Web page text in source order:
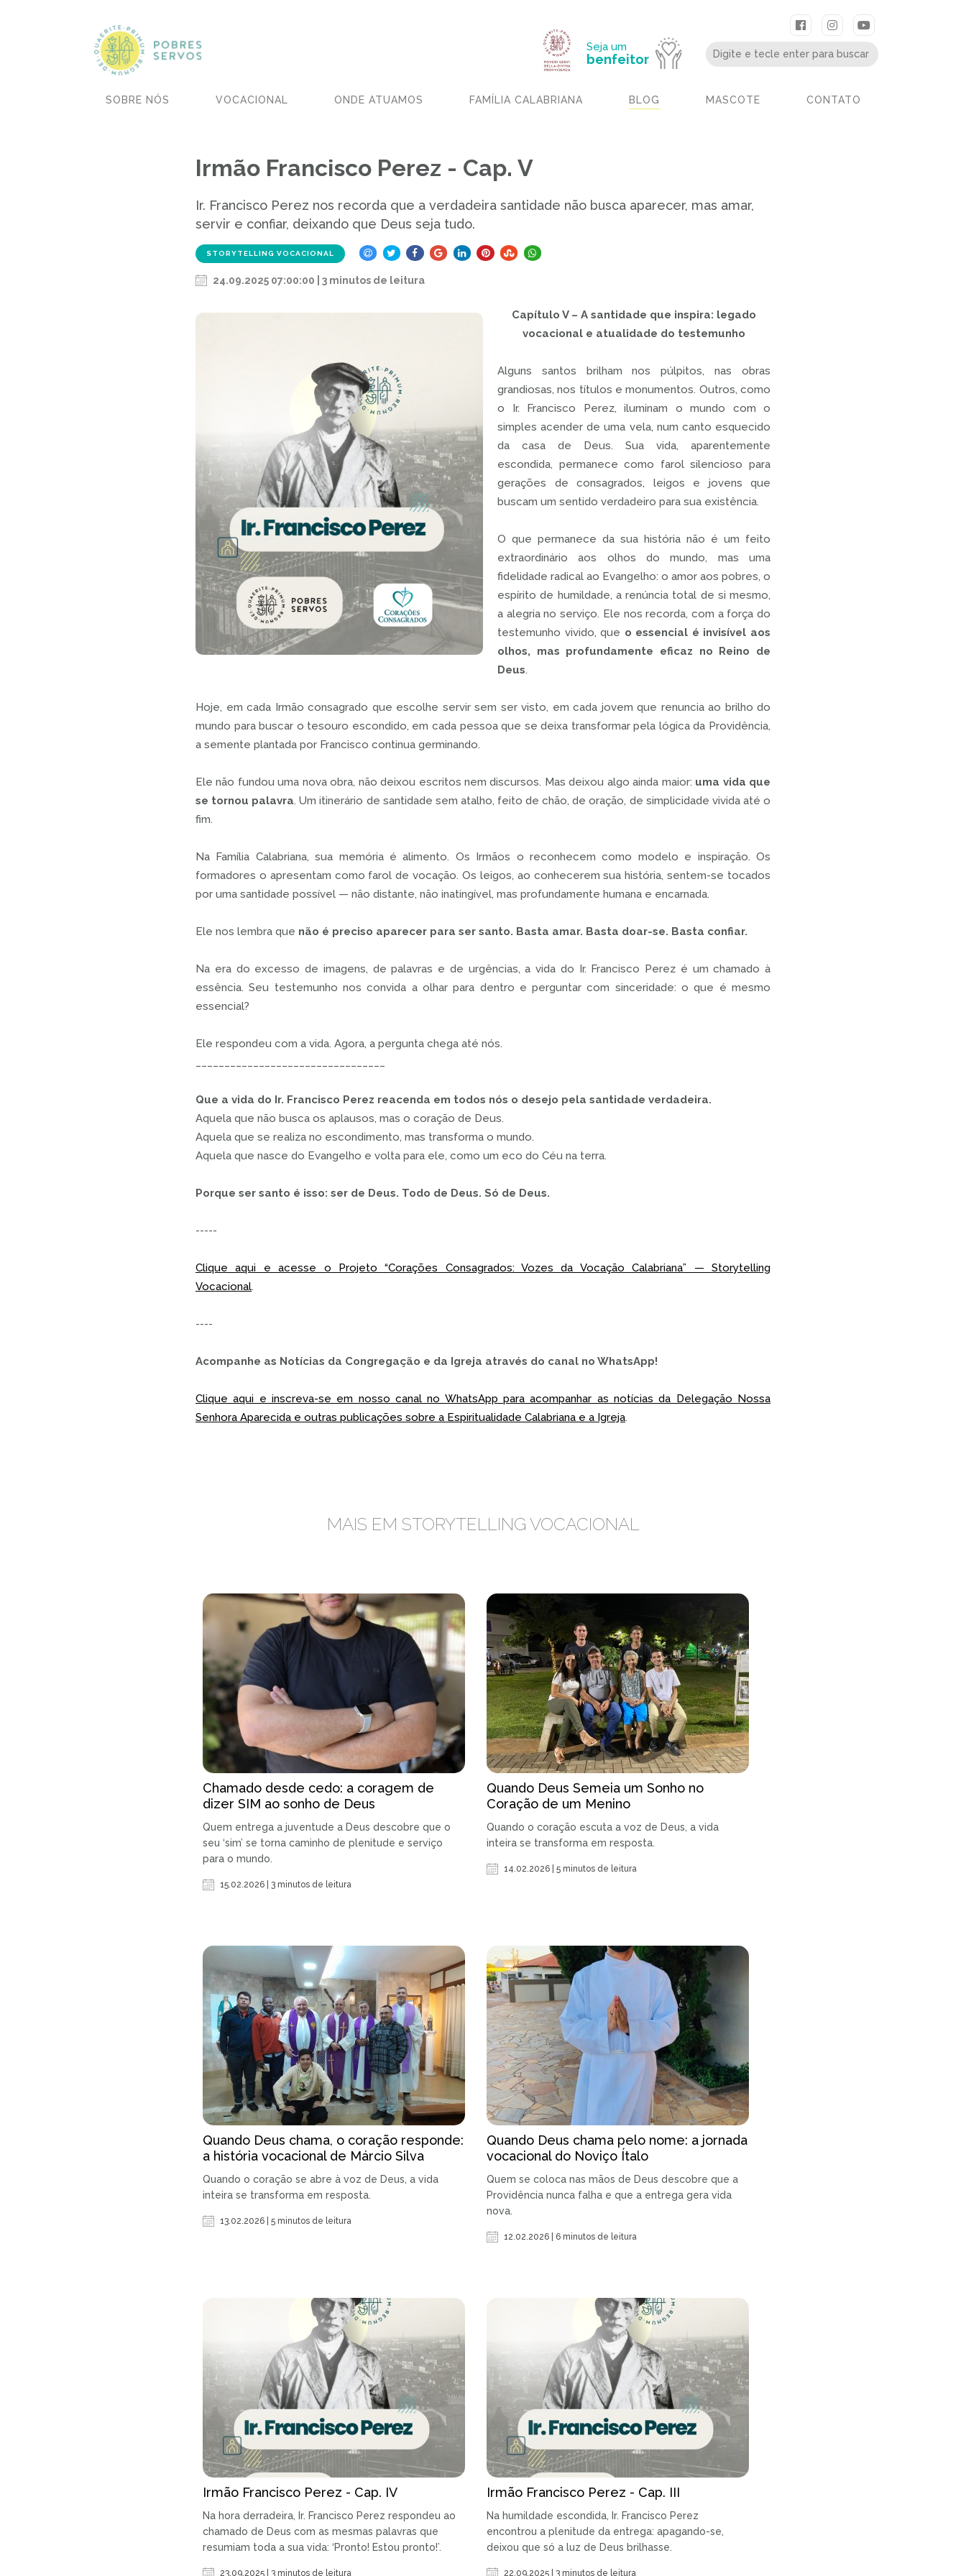
Seja um
benfeitor
SOBRE NÓS VOCACIONAL ONDE ATUAMOS FAMÍLIA CALABRIANA BLOG MASCOTE CONTATO
Irmão Francisco Perez - Cap. V
Ir. Francisco Perez nos recorda que a verdadeira santidade não busca aparecer, mas amar,
servir e confiar, deixando que Deus seja tudo.
STORYTELLING VOCACIONAL
24.09.2025 07:00:00 | 3 minutos de leitura
Capítulo V – A santidade que inspira: legado
vocacional e atualidade do testemunho
Alguns santos brilham nos púlpitos, nas obras
grandiosas, nos títulos e monumentos. Outros, como
o Ir. Francisco Perez, iluminam o mundo com o
simples acender de uma vela, num canto esquecido
da casa de Deus. Sua vida, aparentemente
escondida, permanece como farol silencioso para
gerações de consagrados, leigos e jovens que
buscam um sentido verdadeiro para sua existência.
O que permanece da sua história não é um feito
extraordinário aos olhos do mundo, mas uma
fidelidade radical ao Evangelho: o amor aos pobres, o
espírito de humildade, a renúncia total de si mesmo,
a alegria no serviço. Ele nos recorda, com a força do
testemunho vivido, que o essencial é invisível aos
olhos, mas profundamente eficaz no Reino de
Deus.
Hoje, em cada Irmão consagrado que escolhe servir sem ser visto, em cada jovem que renuncia ao brilho do
mundo para buscar o tesouro escondido, em cada pessoa que se deixa transformar pela lógica da Providência,
a semente plantada por Francisco continua germinando.
Ele não fundou uma nova obra, não deixou escritos nem discursos. Mas deixou algo ainda maior: uma vida que
se tornou palavra. Um itinerário de santidade sem atalho, feito de chão, de oração, de simplicidade vivida até o
fim.
Na Família Calabriana, sua memória é alimento. Os Irmãos o reconhecem como modelo e inspiração. Os
formadores o apresentam como farol de vocação. Os leigos, ao conhecerem sua história, sentem-se tocados
por uma santidade possível — não distante, não inatingível, mas profundamente humana e encarnada.
Ele nos lembra que não é preciso aparecer para ser santo. Basta amar. Basta doar-se. Basta confiar.
Na era do excesso de imagens, de palavras e de urgências, a vida do Ir. Francisco Perez é um chamado à
essência. Seu testemunho nos convida a olhar para dentro e perguntar com sinceridade: o que é mesmo
essencial?
Ele respondeu com a vida. Agora, a pergunta chega até nós.
Que a vida do Ir. Francisco Perez reacenda em todos nós o desejo pela santidade verdadeira.
Aquela que não busca os aplausos, mas o coração de Deus.
Aquela que se realiza no escondimento, mas transforma o mundo.
Aquela que nasce do Evangelho e volta para ele, como um eco do Céu na terra.
Porque ser santo é isso: ser de Deus. Todo de Deus. Só de Deus.
-----
Clique aqui e acesse o Projeto “Corações Consagrados: Vozes da Vocação Calabriana” — Storytelling
Vocacional.
----
Acompanhe as Notícias da Congregação e da Igreja através do canal no WhatsApp!
Clique aqui e inscreva-se em nosso canal no WhatsApp para acompanhar as notícias da Delegação Nossa
Senhora Aparecida e outras publicações sobre a Espiritualidade Calabriana e a Igreja.
MAIS EM STORYTELLING VOCACIONAL
Chamado desde cedo: a coragem de
dizer SIM ao sonho de Deus
Quem entrega a juventude a Deus descobre que o
seu ‘sim’ se torna caminho de plenitude e serviço
para o mundo.
15.02.2026 | 3 minutos de leitura
Quando Deus Semeia um Sonho no
Coração de um Menino
Quando o coração escuta a voz de Deus, a vida
inteira se transforma em resposta.
14.02.2026 | 5 minutos de leitura
Quando Deus chama, o coração responde:
a história vocacional de Márcio Silva
Quando o coração se abre à voz de Deus, a vida
inteira se transforma em resposta.
13.02.2026 | 5 minutos de leitura
Quando Deus chama pelo nome: a jornada
vocacional do Noviço Ítalo
Quem se coloca nas mãos de Deus descobre que a
Providência nunca falha e que a entrega gera vida
nova.
12.02.2026 | 6 minutos de leitura
Irmão Francisco Perez - Cap. IV
Na hora derradeira, Ir. Francisco Perez respondeu ao
chamado de Deus com as mesmas palavras que
resumiam toda a sua vida: ‘Pronto! Estou pronto!’.
23.09.2025 | 3 minutos de leitura
Irmão Francisco Perez - Cap. III
Na humildade escondida, Ir. Francisco Perez
encontrou a plenitude da entrega: apagando-se,
deixou que só a luz de Deus brilhasse.
22.09.2025 | 3 minutos de leitura